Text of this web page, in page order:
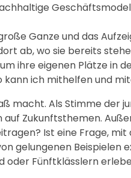
Ganze und das
ab, wo sie bereits
ihre eigenen Plätze in
kann ich mithelfen und
macht. Als Stimme der
Zukunftsthemen.
Ist eine Frage, mit
gelungenen Beispielen
oder Fünftklässlern